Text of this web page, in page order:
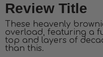
Review Title
These heavenly
overload, featuring a
top and layers of
than this.